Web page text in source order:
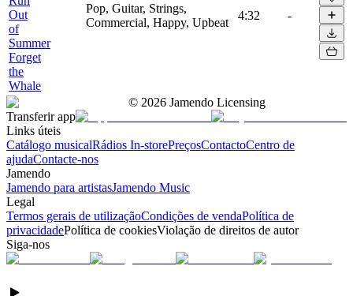
Out
of
Summer
Forget
the
Whale
Pop, Guitar, Strings,
Commercial, Happy, Upbeat
4:32 -
© 2026 Jamendo Licensing
Transferir app
Links úteis
Catálogo musicalRádios In-storePreçosContactoCentro de
ajudaContacte-nos
Jamendo
Jamendo para artistasJamendo Music
Legal
Termos gerais de utilizaçãoCondições de vendaPolítica de
privacidadePolítica de cookiesViolação de direitos de autor
Siga-nos